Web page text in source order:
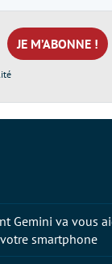
e-
mail
*
Gemini va vous
smartphone